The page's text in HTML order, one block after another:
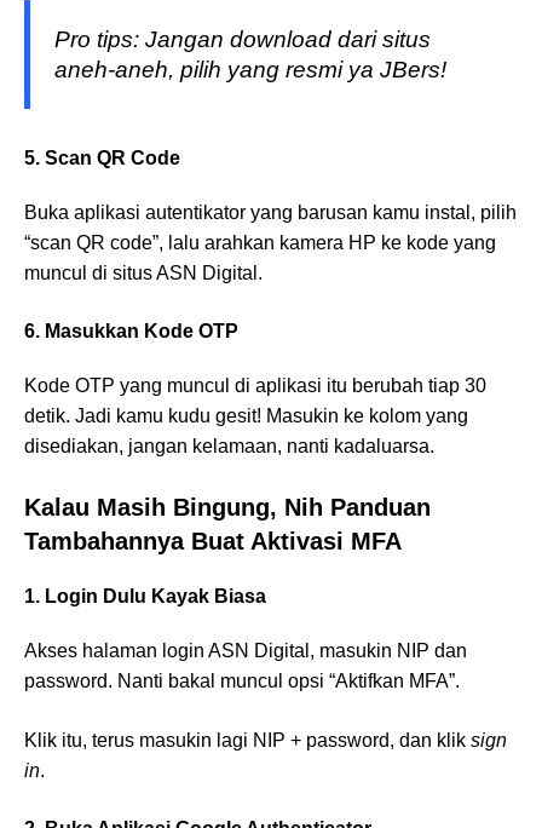
Pro tips: Jangan download dari situs
aneh-aneh, pilih yang resmi ya JBers!
5. Scan QR Code
Buka aplikasi autentikator yang barusan kamu instal, pilih
“scan QR code”, lalu arahkan kamera HP ke kode yang
muncul di situs ASN Digital.
6. Masukkan Kode OTP
Kode OTP yang muncul di aplikasi itu berubah tiap 30
detik. Jadi kamu kudu gesit! Masukin ke kolom yang
disediakan, jangan kelamaan, nanti kadaluarsa.
Kalau Masih Bingung, Nih Panduan
Tambahannya Buat Aktivasi MFA
1. Login Dulu Kayak Biasa
Akses halaman login ASN Digital, masukin NIP dan
password. Nanti bakal muncul opsi “Aktifkan MFA”.
Klik itu, terus masukin lagi NIP + password, dan klik sign
in.